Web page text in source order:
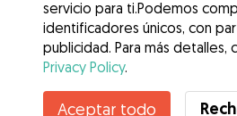
servicio para ti.Podemos
identificadores únicos, con
publicidad. Para más detalles,
Privacy Policy.
Aceptar todo